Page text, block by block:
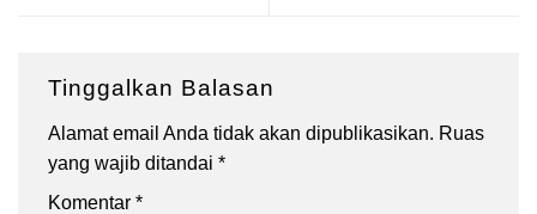
Tinggalkan Balasan
Alamat email Anda tidak akan dipublikasikan. Ruas
yang wajib ditandai *
Komentar *